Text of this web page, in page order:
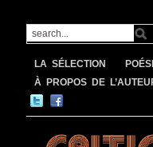
LA SÉLECTION
À PROPOS DE